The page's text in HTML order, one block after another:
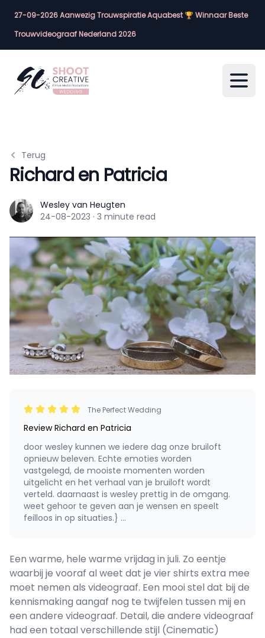
27-09-2026 Aanwezig Trouwspiratie Aquabest 🏆 Winnaar Beste
Trouwvideograaf Nederland 2026
Terug
Richard en Patricia
Wesley van Heugten
Wesley van Heugten
24-08-2023 · 3 minute read
The Perfect Wedding
Review Richard en Patricia
door wesley kunnen we iedere dag onze bruiloft
opnieuw beleven. Echte emoties worden
vastgelegd, de mooiste momenten worden
uitgelicht en het verhaal van je bruiloft wordt
verteld. daarnaast is wesley prettig in de omgang.
weet gehoor te geven aan je wensen en speelt
feilloos in op situaties.} ...
Een warme, hele warme vrijdag in juli. Zo eentje
waarbij je vooraf al weet dat je vier shirts extra mee
moet nemen als videograaf. Een mooi stel dat bij de
kennismaking aangaf nog te twijfelen tussen mij en
een andere videograaf. Detail, die andere videograaf
had een totaal verschillende stijl (Cinematic)